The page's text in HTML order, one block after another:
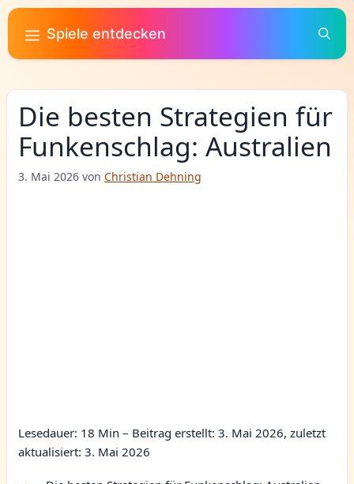
Zum
Inhalt
springen
Spiele entdecken
Die besten Strategien für
Funkenschlag: Australien
3. Mai 2026 von Christian Dehning
Lesedauer: 18 Min – Beitrag erstellt: 3. Mai 2026, zuletzt
aktualisiert: 3. Mai 2026